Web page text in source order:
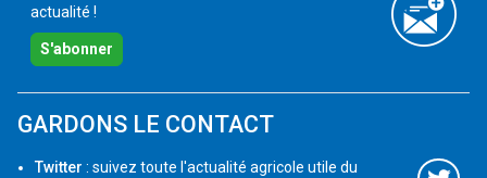
actualité !
S'abonner
GARDONS LE CONTACT
Twitter : suivez toute l'actualité agricole utile du